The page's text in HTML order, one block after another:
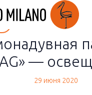
—
29 июня 2020